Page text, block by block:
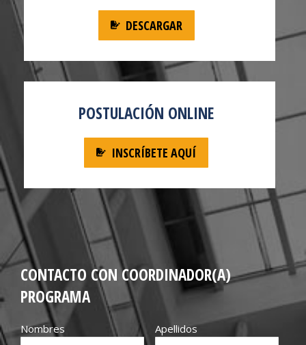
DESCARGAR
POSTULACIÓN ONLINE
INSCRÍBETE AQUÍ
CONTACTO CON COORDINADOR(A)
PROGRAMA
Nombres Apellidos